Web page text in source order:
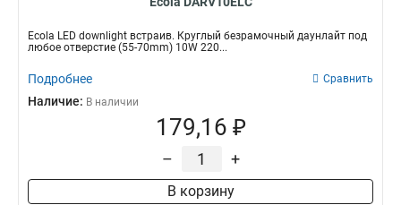
Ecola LED downlight встраив. Круглый безрамочный даунлайт под
любое отверстие (55-70mm) 10W 220...
Подробнее Сравнить
Наличие: В наличии
179,16 ₽
– +
В корзину